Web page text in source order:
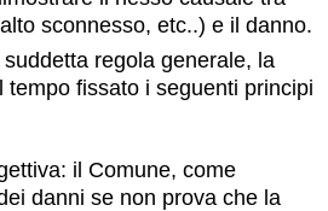
sconnesso, etc..) e il danno.
regola generale, la
tempo fissato i seguenti principi
il Comune, come
danni se non prova che la